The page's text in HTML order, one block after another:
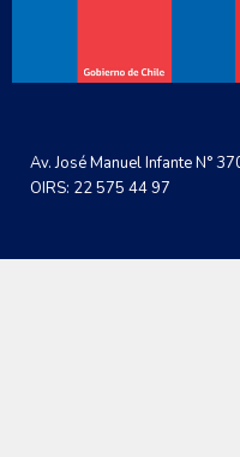
Av. José Manuel Infante N°
OIRS: 22 575 44 97